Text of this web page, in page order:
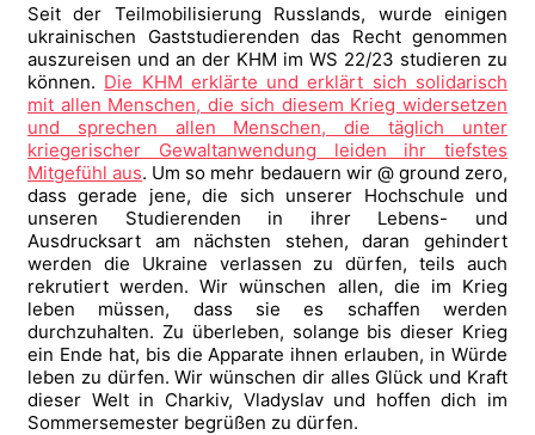
Seit der Teilmobilisierung Russlands, wurde einigen
ukrainischen Gaststudierenden das Recht genommen
auszureisen und an der KHM im WS 22/23 studieren zu
können. Die KHM erklärte und erklärt sich solidarisch
mit allen Menschen, die sich diesem Krieg widersetzen
und sprechen allen Menschen, die täglich unter
kriegerischer Gewaltanwendung leiden ihr tiefstes
Mitgefühl aus. Um so mehr bedauern wir @ ground zero,
dass gerade jene, die sich unserer Hochschule und
unseren Studierenden in ihrer Lebens- und
Ausdrucksart am nächsten stehen, daran gehindert
werden die Ukraine verlassen zu dürfen, teils auch
rekrutiert werden. Wir wünschen allen, die im Krieg
leben müssen, dass sie es schaffen werden
durchzuhalten. Zu überleben, solange bis dieser Krieg
ein Ende hat, bis die Apparate ihnen erlauben, in Würde
leben zu dürfen. Wir wünschen dir alles Glück und Kraft
dieser Welt in Charkiv, Vladyslav und hoffen dich im
Sommersemester begrüßen zu dürfen.